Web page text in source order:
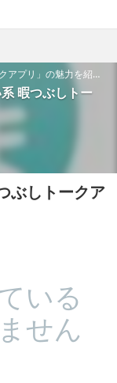
アプリ「ひまチャット / 出会わない系 暇つぶしトークアプリ」の魅力を紹介！
暇つぶしトー
ぶしトークア
いる
せん